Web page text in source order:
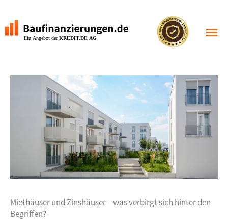
springen
Miethäuser und Zinshäuser – was verbirgt sich hinter den
Begriffen?